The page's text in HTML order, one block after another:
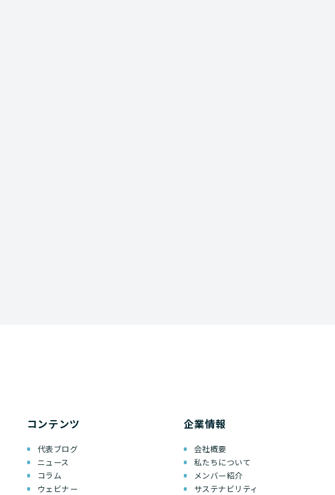
コンテンツ
代表ブログ
ニュース
コラム
ウェビナー
企業情報
会社概要
私たちについて
メンバー紹介
サステナビリティ